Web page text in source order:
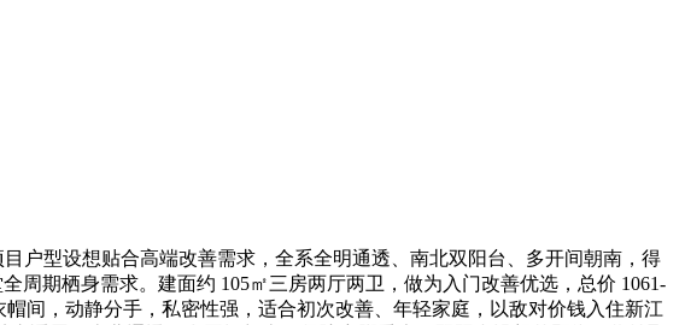
目户型设想贴合高端改善需求，全系全明通透、南北双阳台、多开间朝南，得
周期栖身需求。建面约 105㎡三房两厅两卫，做为入门改善优选，总价 1061-
间，动静分手，私密性强，适合初次改善、年轻家庭，以敌对价钱入住新江